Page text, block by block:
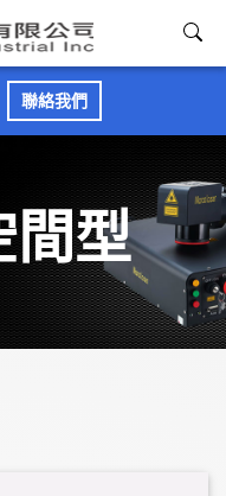
聯絡我們
間型